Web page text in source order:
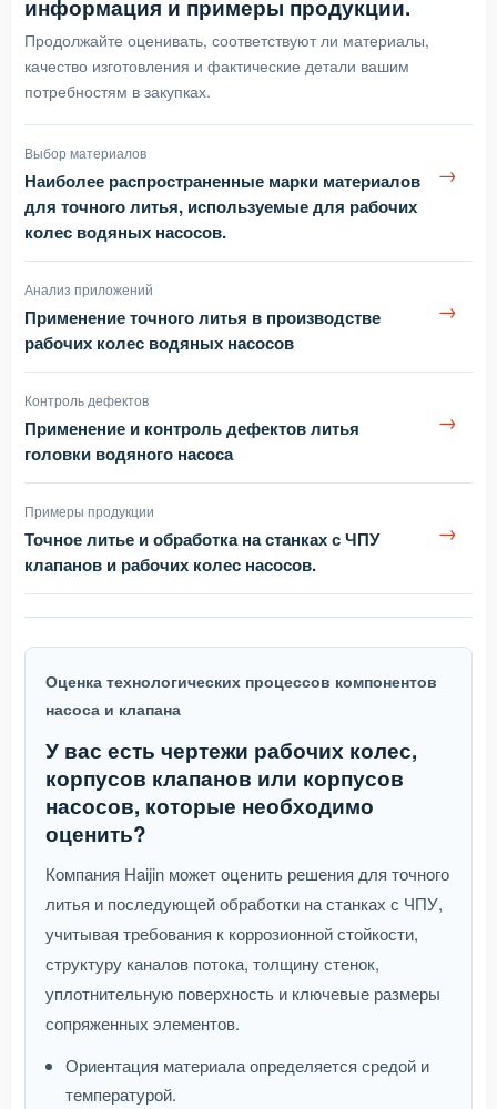
информация и примеры продукции.
Продолжайте оценивать, соответствуют ли материалы,
качество изготовления и фактические детали вашим
потребностям в закупках.
Выбор материалов
Наиболее распространенные марки материалов
для точного литья, используемые для рабочих
колес водяных насосов.
→
Анализ приложений
Применение точного литья в производстве
рабочих колес водяных насосов
→
Контроль дефектов
Применение и контроль дефектов литья
головки водяного насоса
→
Примеры продукции
Точное литье и обработка на станках с ЧПУ
клапанов и рабочих колес насосов.
→
Оценка технологических процессов компонентов
насоса и клапана
У вас есть чертежи рабочих колес,
корпусов клапанов или корпусов
насосов, которые необходимо
оценить?
Компания Haijin может оценить решения для точного
литья и последующей обработки на станках с ЧПУ,
учитывая требования к коррозионной стойкости,
структуру каналов потока, толщину стенок,
уплотнительную поверхность и ключевые размеры
сопряженных элементов.
Ориентация материала определяется средой и
температурой.